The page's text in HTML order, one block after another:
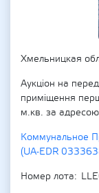
Хмельницкая
Аукціон на
приміщення
м.кв. за
Коммунальное
(UA-EDR
Номер лота